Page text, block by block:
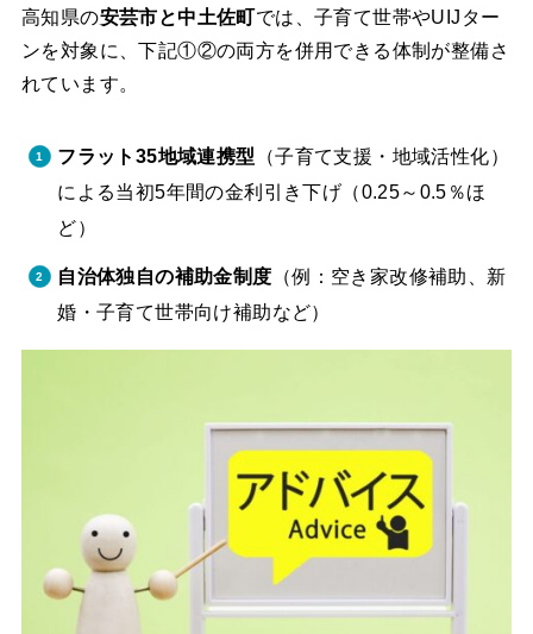
高知県の安芸市と中土佐町では、子育て世帯やUIJター
ンを対象に、下記①②の両方を併用できる体制が整備さ
れています。
フラット35地域連携型
（子育て支援・地域活性化）
による当初5年間の金利引き下げ（0.25～0.5％ほ
ど）
自治体独自の補助金制度 （例：空き家改修補助、新
婚・子育て世帯向け補助など）